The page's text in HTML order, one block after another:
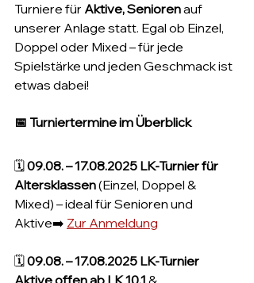
Turniere für Aktive, Senioren auf
unserer Anlage statt. Egal ob Einzel,
Doppel oder Mixed – für jede
Spielstärke und jeden Geschmack ist
etwas dabei!
📅 Turniertermine im Überblick
🗓 09.08. – 17.08.2025 LK-Turnier für
Altersklassen (Einzel, Doppel &
Mixed) – ideal für Senioren und
Aktive➡️ Zur Anmeldung
🗓 09.08. – 17.08.2025 LK-Turnier
Aktive offen ab LK 10,1 &